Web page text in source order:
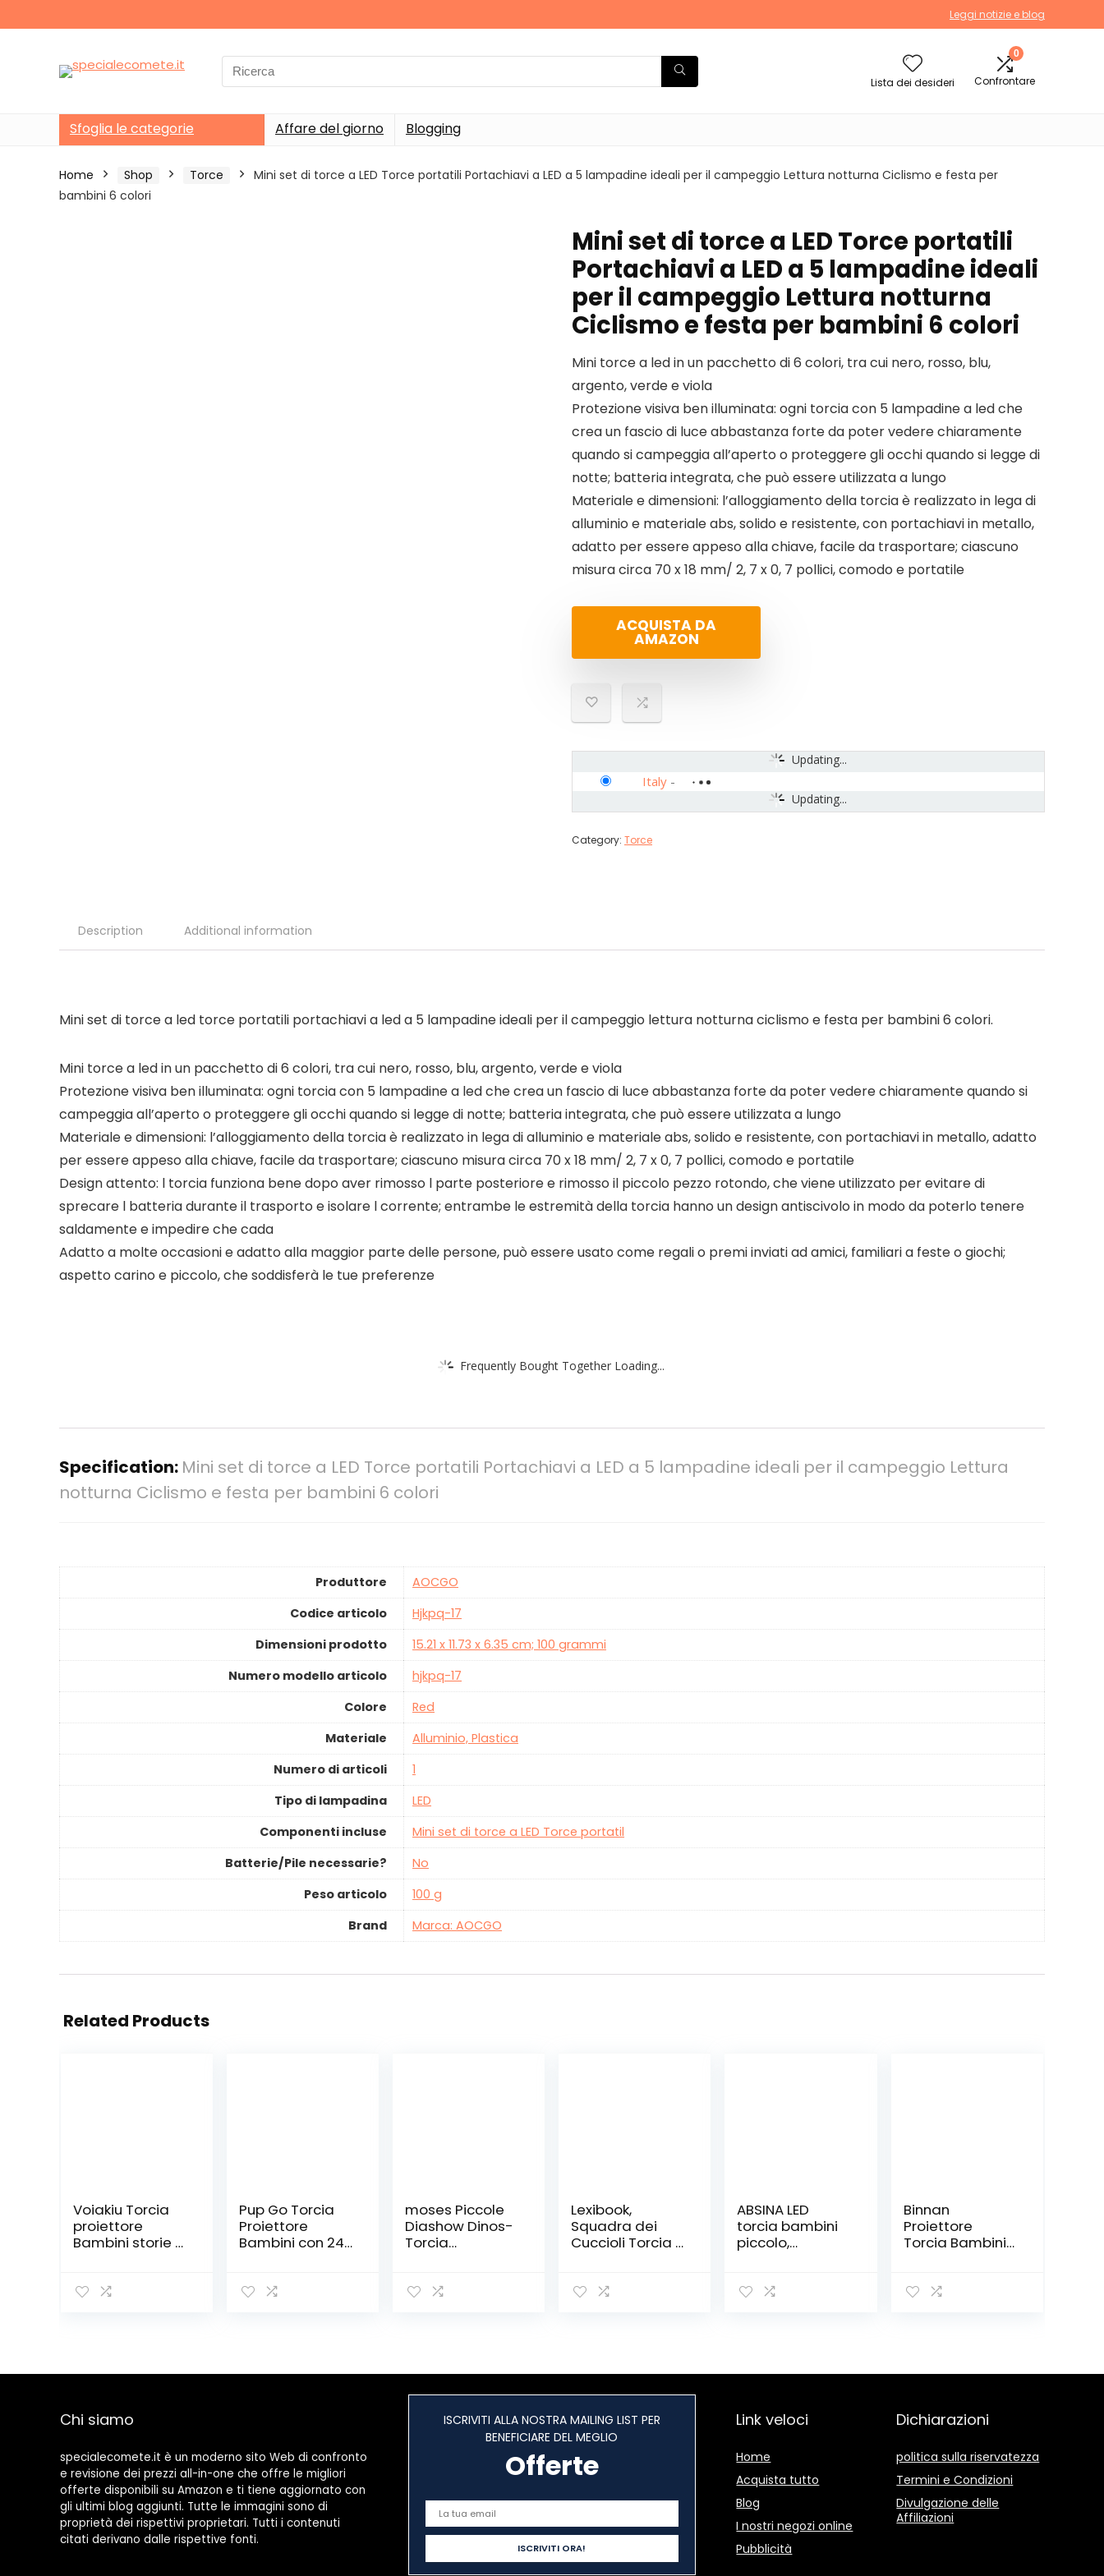
Leggi notizie e blog
Search
for:
Lista dei desideri
0
Confrontare
Sfoglia le categorie Affare del giorno Blogging
Home Shop Torce
Mini set di torce a LED Torce portatili Portachiavi a LED a 5 lampadine ideali per il campeggio Lettura notturna Ciclismo e festa per
bambini 6 colori
Mini set di torce a LED Torce portatili
Portachiavi a LED a 5 lampadine ideali
per il campeggio Lettura notturna
Ciclismo e festa per bambini 6 colori
Mini torce a led in un pacchetto di 6 colori, tra cui nero, rosso, blu,
argento, verde e viola
Protezione visiva ben illuminata: ogni torcia con 5 lampadine a led che
crea un fascio di luce abbastanza forte da poter vedere chiaramente
quando si campeggia all’aperto o proteggere gli occhi quando si legge di
notte; batteria integrata, che può essere utilizzata a lungo
Materiale e dimensioni: l’alloggiamento della torcia è realizzato in lega di
alluminio e materiale abs, solido e resistente, con portachiavi in ​​metallo,
adatto per essere appeso alla chiave, facile da trasportare; ciascuno
misura circa 70 x 18 mm/ 2, 7 x 0, 7 pollici, comodo e portatile
ACQUISTA DA
AMAZON
Updating...
Updating...
Italy -
Category: Torce
Description Additional information
Mini set di torce a led torce portatili portachiavi a led a 5 lampadine ideali per il campeggio lettura notturna ciclismo e festa per bambini 6 colori.
Mini torce a led in un pacchetto di 6 colori, tra cui nero, rosso, blu, argento, verde e viola
Protezione visiva ben illuminata: ogni torcia con 5 lampadine a led che crea un fascio di luce abbastanza forte da poter vedere chiaramente quando si
campeggia all’aperto o proteggere gli occhi quando si legge di notte; batteria integrata, che può essere utilizzata a lungo
Materiale e dimensioni: l’alloggiamento della torcia è realizzato in lega di alluminio e materiale abs, solido e resistente, con portachiavi in ​​metallo, adatto
per essere appeso alla chiave, facile da trasportare; ciascuno misura circa 70 x 18 mm/ 2, 7 x 0, 7 pollici, comodo e portatile
Design attento: l torcia funziona bene dopo aver rimosso l parte posteriore e rimosso il piccolo pezzo rotondo, che viene utilizzato per evitare di
sprecare l batteria durante il trasporto e isolare l corrente; entrambe le estremità della torcia hanno un design antiscivolo in modo da poterlo tenere
saldamente e impedire che cada
Adatto a molte occasioni e adatto alla maggior parte delle persone, può essere usato come regali o premi inviati ad amici, familiari a feste o giochi;
aspetto carino e piccolo, che soddisferà le tue preferenze
Frequently Bought Together Loading...
Specification: Mini set di torce a LED Torce portatili Portachiavi a LED a 5 lampadine ideali per il campeggio Lettura
notturna Ciclismo e festa per bambini 6 colori
Produttore
‎AOCGO
Codice articolo
‎Hjkpq-17
Dimensioni prodotto
‎15.21 x 11.73 x 6.35 cm; 100 grammi
Numero modello articolo
‎hjkpq-17
Colore
‎Red
Materiale
‎Alluminio, Plastica
Numero di articoli
‎1
Tipo di lampadina
‎LED
Componenti incluse
‎Mini set di torce a LED Torce portatil
Batterie/Pile necessarie?
‎No
Peso articolo
‎100 g
Brand
Marca: AOCGO
Related Products
Voiakiu Torcia
proiettore
Bambini storie –
proiettore
Torce racconta
Pup Go Torcia
Proiettore
Bambini con 24
Diapositive
Storie, Regali
moses Piccole
Diashow Dinos-
Torcia
Immagini
Lexibook,
Squadra dei
Cuccioli Torcia e
Immagini Paw
ABSINA LED
torcia bambini
piccolo,
lampada a
di mano
focalizzabile per
Binnan
Proiettore
Torcia Bambini
Proiettore di
Chi siamo
specialecomete.it è un moderno sito Web di confronto
e revisione dei prezzi all-in-one che offre le migliori
offerte disponibili su Amazon e ti tiene aggiornato con
gli ultimi blog aggiunti. Tutte le immagini sono di
proprietà dei rispettivi proprietari. Tutti i contenuti
citati derivano dalle rispettive fonti.
ISCRIVITI ALLA NOSTRA MAILING LIST PER
BENEFICIARE DEL MEGLIO
Offerte
Link veloci
Home
Acquista tutto
Blog
I nostri negozi online
Pubblicità
Dichiarazioni
politica sulla riservatezza
Termini e Condizioni
Divulgazione delle
Affiliazioni